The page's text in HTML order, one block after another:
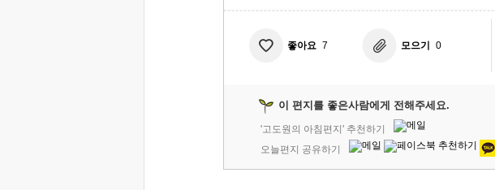
좋아요 7 모으기 0
이 편지를 좋은사람에게 전해주세요.
'고도원의 아침편지' 추천하기
오늘편지 공유하기